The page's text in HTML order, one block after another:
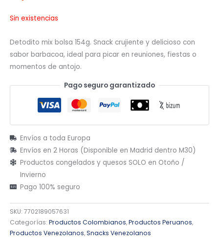
Sin existencias
Detodito mix bolsa 154g. Snack crujiente y delicioso con
sabor barbacoa, ideal para picar en reuniones, fiestas o
momentos de antojo.
Pago seguro garantizado
Envíos a toda Europa
Envíos en 2 Horas (Disponible en Madrid dentro M30)
Productos congelados y quesos SOLO en Otoño /
Invierno
Pago 100% seguro
SKU: 7702189057631
Categorías: Productos Colombianos,Productos Peruanos,
Productos Venezolanos,Snacks Venezolanos